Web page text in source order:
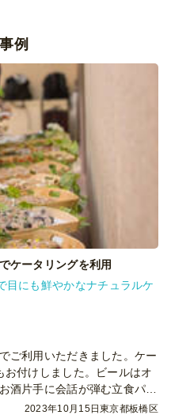
例
ケータリングを利用
目にも鮮やかなナチュラルケ
ご利用いただきました。ケー
付けしました。ビールはオ
酒片手に会話が弾む立食パー
2023年10月15日東京都板橋区